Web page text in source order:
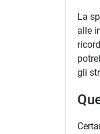
La
alle
gli